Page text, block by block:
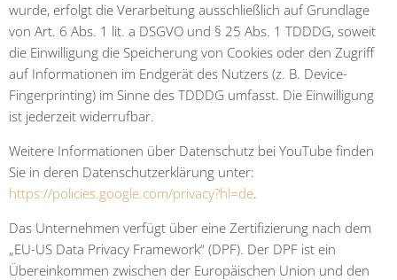
wurde, erfolgt die Verarbeitung ausschließlich auf Grundlage
von Art. 6 Abs. 1 lit. a DSGVO und § 25 Abs. 1 TDDDG, soweit
die Einwilligung die Speicherung von Cookies oder den Zugriff
auf Informationen im Endgerät des Nutzers (z. B. Device-
Fingerprinting) im Sinne des TDDDG umfasst. Die Einwilligung
ist jederzeit widerrufbar.
Weitere Informationen über Datenschutz bei YouTube finden
Sie in deren Datenschutzerklärung unter:
https://policies.google.com/privacy?hl=de.
Das Unternehmen verfügt über eine Zertifizierung nach dem
„EU-US Data Privacy Framework“ (DPF). Der DPF ist ein
Übereinkommen zwischen der Europäischen Union und den